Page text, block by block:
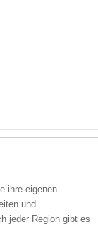
ihre eigenen
und
jeder Region gibt es